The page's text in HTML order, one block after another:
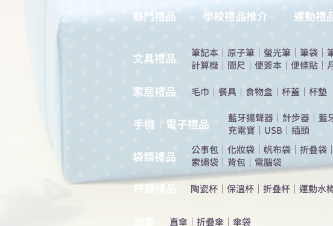
熱門禮品 學校禮品推介 運動禮
​文具禮品 筆記本 ｜ 原子筆 ｜ 螢光筆 ｜ 筆袋 ｜
計算機 ｜ 間尺 ｜ 便簽本 ｜ 便條貼 ｜
​家居禮品 ​毛巾 ｜ 餐具 ｜ 食物盒 ｜ 杯蓋 ｜ 杯墊
手機｜電子禮品 ​藍牙揚聲器 ｜ 計步器 ｜ 藍
充電寶 ｜ USB ｜ 插頭
​袋類禮品 公事包 ｜ 化妝袋 ｜ 帆布袋 ｜ 折疊袋 ｜
索繩袋 ｜ 背包 ｜ 電腦袋
杯類禮品 陶瓷杯 ｜ 保溫杯 ｜ 折疊杯 ｜ 運動水
直傘 ｜ 折疊傘 ｜ 傘袋